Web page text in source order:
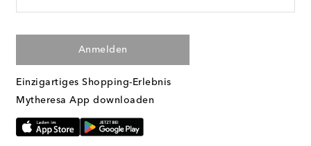
Anmelden
Einzigartiges Shopping-Erlebnis
Mytheresa App downloaden